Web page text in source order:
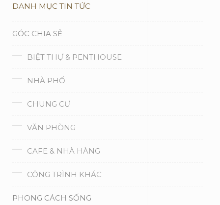
DANH MỤC TIN TỨC
GÓC CHIA SẺ
BIỆT THỰ & PENTHOUSE
NHÀ PHỐ
CHUNG CƯ
VĂN PHÒNG
CAFE & NHÀ HÀNG
CÔNG TRÌNH KHÁC
PHONG CÁCH SỐNG